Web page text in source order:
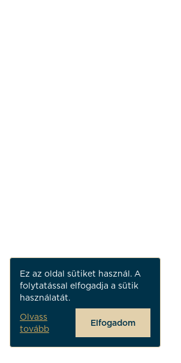
Ez az oldal sütiket használ. A
folytatással elfogadja a sütik
használatát.
Olvass
tovább
Elfogadom